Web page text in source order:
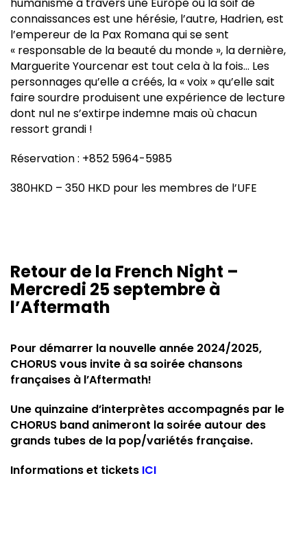
connaissances est une hérésie, l’autre, Hadrien, est
l’empereur de la Pax Romana qui se sent
« responsable de la beauté du monde », la dernière,
Marguerite Yourcenar est tout cela à la fois… Les
personnages qu’elle a créés, la « voix » qu’elle sait
faire sourdre produisent une expérience de lecture
dont nul ne s’extirpe indemne mais où chacun
ressort grandi !
Réservation : +852 5964-5985
380HKD – 350 HKD pour les membres de l’UFE
Retour de la French Night –
Mercredi 25 septembre à
l’Aftermath
Pour démarrer la nouvelle année 2024/2025,
CHORUS vous invite à sa soirée chansons
françaises à l’Aftermath!
Une quinzaine d’interprètes accompagnés par le
CHORUS band animeront la soirée autour des
grands tubes de la pop/variétés française.
Informations et tickets ICI